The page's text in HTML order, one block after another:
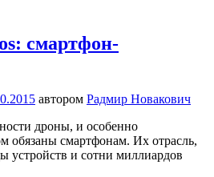
смартфон-
автором Радмир Новакович
дроны, и особенно
обязаны смартфонам. Их отрасль,
устройств и сотни миллиардов